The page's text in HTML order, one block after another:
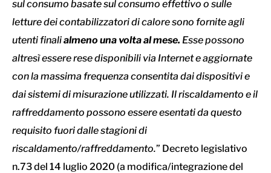
sul consumo basate sul consumo effettivo o sulle
letture dei contabilizzatori di calore sono fornite agli
utenti finalialmeno una volta al mese. Esse possono
altresì essere rese disponibili via Internet e aggiornate
con la massima frequenza consentita dai dispositivi e
dai sistemi di misurazione utilizzati. Il riscaldamento e il
raffreddamento possono essere esentati da questo
requisito fuori dalle stagioni di
riscaldamento/raffreddamento.” Decreto legislativo
n.73 del 14 luglio 2020 (a modifica/integrazione del